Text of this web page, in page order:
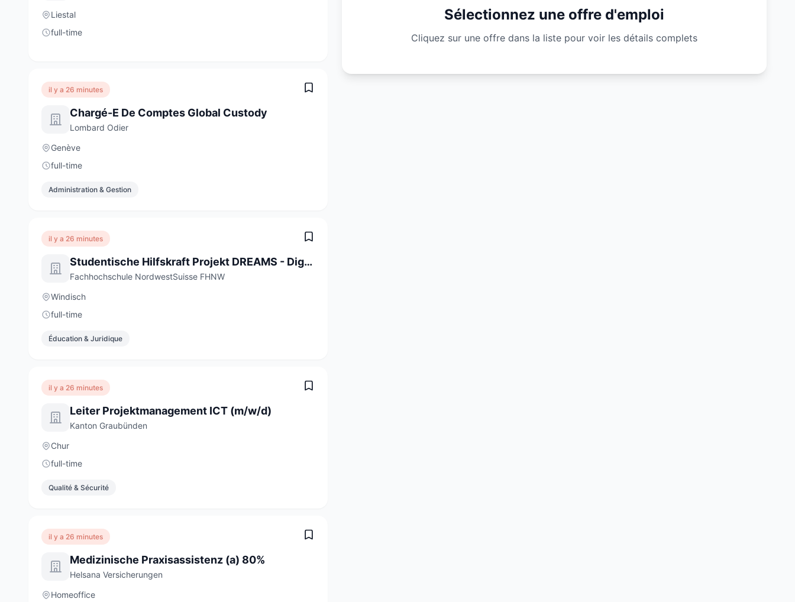
Liestal
full-time
il y a 26 minutes
Chargé-E De Comptes Global Custody
Lombard Odier
Genève
full-time
Administration & Gestion
il y a 26 minutes
Studentische Hilfskraft Projekt DREAMS - Digitale Professionsentwicklung und Bildungsinnovation (20-40 %)
Fachhochschule NordwestSuisse FHNW
Windisch
full-time
Éducation & Juridique
il y a 26 minutes
Leiter Projektmanagement ICT (m/w/d)
Kanton Graubünden
Chur
full-time
Qualité & Sécurité
il y a 26 minutes
Medizinische Praxisassistenz (a) 80%
Helsana Versicherungen
Homeoffice
Sélectionnez une offre d'emploi
Cliquez sur une offre dans la liste pour voir les détails complets